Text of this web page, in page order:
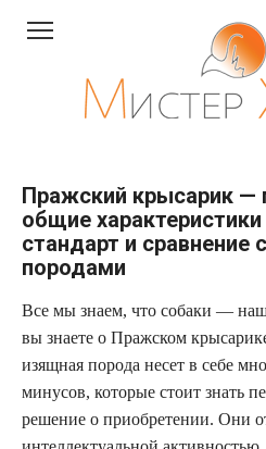
Пражский крысарик
общие
стандарт и сравнение
породами
Все мы знаем, что собаки —
вы знаете о Пражском
изящная порода несет в себе
минусов, которые стоит знать
решение о приобретении. Они